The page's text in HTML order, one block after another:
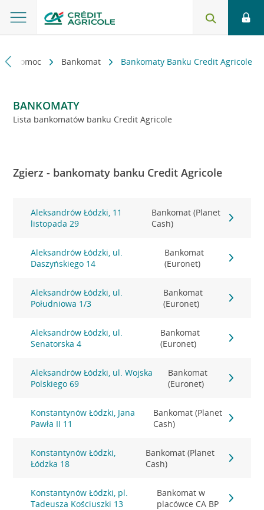
i pomoc Bankomat Bankomaty Banku Credit Agricole
BANKOMATY
Lista bankomatów banku Credit Agricole
Zgierz - bankomaty banku Credit Agricole
Aleksandrów Łódzki, 11
listopada 29
Bankomat (Planet
Cash)
Aleksandrów Łódzki, ul.
Daszyńskiego 14
Bankomat
(Euronet)
Aleksandrów Łódzki, ul.
Południowa 1/3
Bankomat
(Euronet)
Aleksandrów Łódzki, ul.
Senatorska 4
Bankomat
(Euronet)
Aleksandrów Łódzki, ul. Wojska
Polskiego 69
Bankomat
(Euronet)
Konstantynów Łódzki, Jana
Pawła II 11
Bankomat (Planet
Cash)
Konstantynów Łódzki,
Łódzka 18
Bankomat (Planet
Cash)
Konstantynów Łódzki, pl.
Tadeusza Kościuszki 13
Bankomat w
placówce CA BP